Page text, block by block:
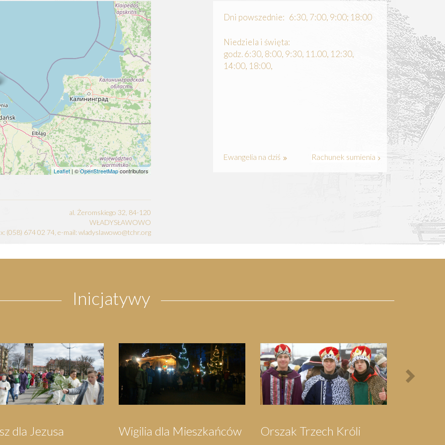
Leaflet | ©OpenStreetMapcontributors
al. Żeromskiego 32, 84-120
WŁADYSŁAWOWO
(058) 674 02 74, e-mail: wladyslawowo@tchr.org
Dni powszednie: 6:30, 7:00, 9:00; 18:00
Niedziela i święta:
godz. 6:30, 8:00, 9:30, 11.00, 12:30,
14:00, 18:00,
Ewangelia na dziś Rachunek sumienia
Inicjatywy
do
Pielgrzymka do
Festyn Parafialny